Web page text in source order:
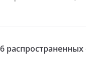
6 распространенных